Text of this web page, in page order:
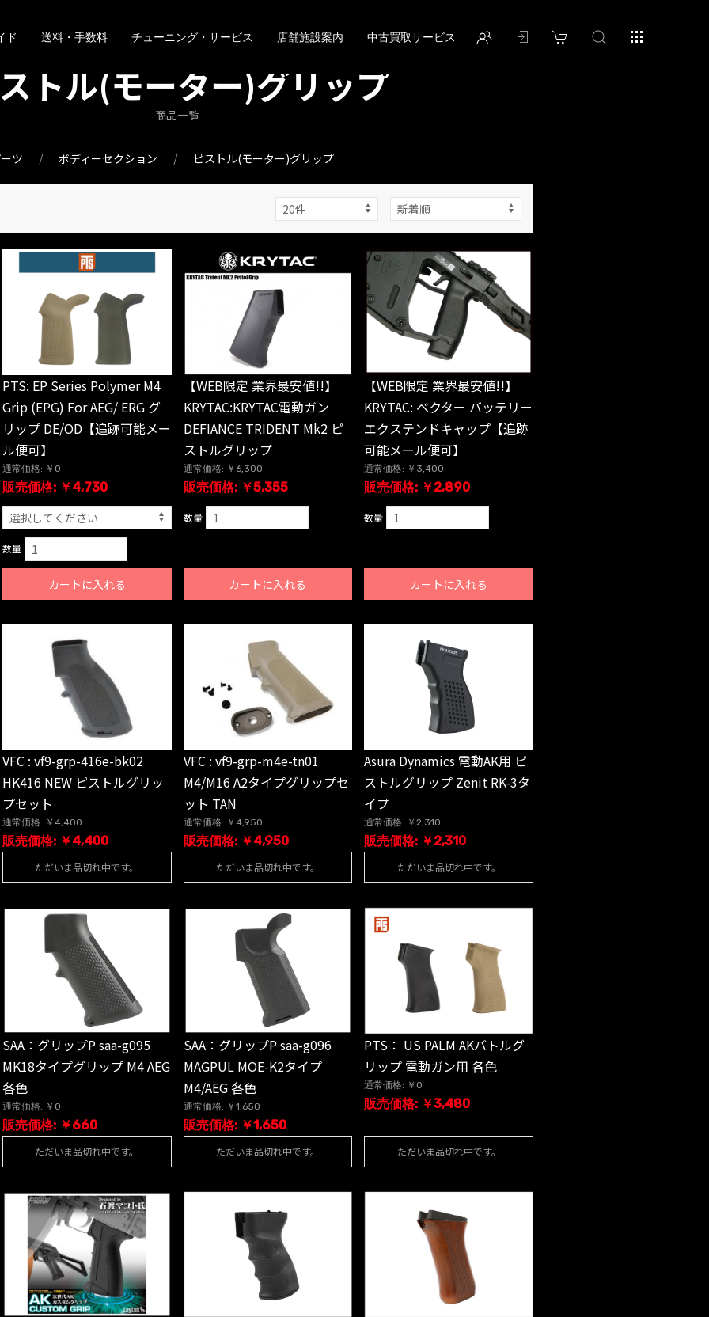
ド 送料・手数料 チューニング・サービス 店舗施設案内 中古買取サービス
トル(モーター)グリップ
商品一覧
ツ ボディーセクション ピストル(モーター)グリップ
PTS: EP Series Polymer M4
Grip (EPG) For AEG/ ERG グ
リップ DE/OD【追跡可能メー
ル便可】
通常価格: ￥0
販売価格: ￥4,730
数量
カートに入れる
【WEB限定 業界最安値!!】
KRYTAC:KRYTAC電動ガン
DEFIANCE TRIDENT Mk2 ピ
ストルグリップ
通常価格: ￥6,300
販売価格: ￥5,355
数量
カートに入れる
【WEB限定 業界最安値!!】
KRYTAC: ベクター バッテリー
エクステンドキャップ【追跡
可能メール便可】
通常価格: ￥3,400
販売価格: ￥2,890
数量
カートに入れる
VFC : vf9-grp-416e-bk02
HK416 NEW ピストルグリッ
プセット
通常価格: ￥4,400
販売価格: ￥4,400
ただいま品切れ中です。
VFC : vf9-grp-m4e-tn01
M4/M16 A2タイプグリップセ
ット TAN
通常価格: ￥4,950
販売価格: ￥4,950
ただいま品切れ中です。
Asura Dynamics 電動AK用 ピ
ストルグリップ Zenit RK-3タ
イプ
通常価格: ￥2,310
販売価格: ￥2,310
ただいま品切れ中です。
SAA：グリップP saa-g095
MK18タイプグリップ M4 AEG
各色
通常価格: ￥0
販売価格: ￥660
ただいま品切れ中です。
SAA：グリップP saa-g096
MAGPUL MOE-K2タイプ
M4/AEG 各色
通常価格: ￥1,650
販売価格: ￥1,650
ただいま品切れ中です。
PTS： US PALM AKバトルグ
リップ 電動ガン用 各色
通常価格: ￥0
販売価格: ￥3,480
ただいま品切れ中です。